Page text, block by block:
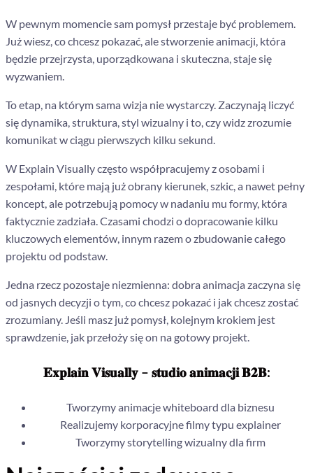
W pewnym momencie sam pomysł przestaje być problemem.
Już wiesz, co chcesz pokazać, ale stworzenie animacji, która
będzie przejrzysta, uporządkowana i skuteczna, staje się
wyzwaniem.
To etap, na którym sama wizja nie wystarczy. Zaczynają liczyć
się dynamika, struktura, styl wizualny i to, czy widz zrozumie
komunikat w ciągu pierwszych kilku sekund.
W Explain Visually często współpracujemy z osobami i
zespołami, które mają już obrany kierunek, szkic, a nawet pełny
koncept, ale potrzebują pomocy w nadaniu mu formy, która
faktycznie zadziała. Czasami chodzi o dopracowanie kilku
kluczowych elementów, innym razem o zbudowanie całego
projektu od podstaw.
Jedna rzecz pozostaje niezmienna: dobra animacja zaczyna się
od jasnych decyzji o tym, co chcesz pokazać i jak chcesz zostać
zrozumiany. Jeśli masz już pomysł, kolejnym krokiem jest
sprawdzenie, jak przełoży się on na gotowy projekt.
𝐄𝐱𝐩𝐥𝐚𝐢𝐧 𝐕𝐢𝐬𝐮𝐚𝐥𝐥𝐲 – 𝐬𝐭𝐮𝐝𝐢𝐨 𝐚𝐧𝐢𝐦𝐚𝐜𝐣𝐢 𝐁𝟐𝐁:
Tworzymy animacje whiteboard dla biznesu
Realizujemy korporacyjne filmy typu explainer
Tworzymy storytelling wizualny dla firm